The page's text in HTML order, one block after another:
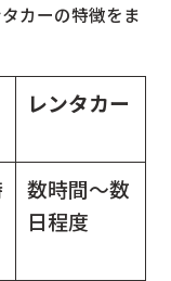
カーの特徴をま
レンタカー
数時間～数
日程度